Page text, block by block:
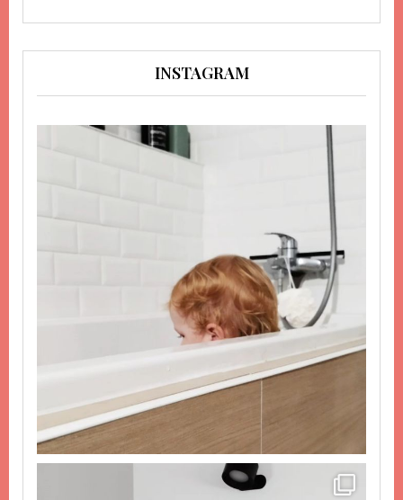
INSTAGRAM